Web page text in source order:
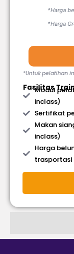
*Harga
*Harga
*Untuk pelatihan
Fasilitas
Modul
inclass)
Sertifikat
Makan
inclass)
Harga
trasportasi